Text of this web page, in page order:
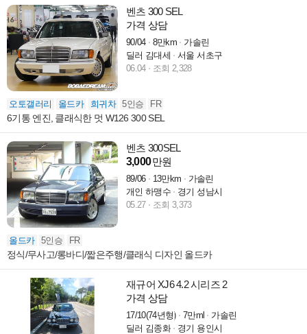
벤츠 300 SEL
가격 상담
90/04 8만km
가솔린
딜러 김대세
서울 서초구
06.04
조회 2,328
오토갤러리 올드카 희귀차 5인승 FR
6기통 엔진, 클래식한 멋 W126 300 SEL
벤츠 300SEL
3,000만원
89/06 13만km
가솔린
개인 하맹수
경기 성남시
05.27
조회 3,373
올드카 5인승 FR
정식/무사고/롱바디/짧은주행/클래식 디자인 올드카
재규어 XJ6 4.2 시리즈 2
가격 상담
17/10(74년형) 7만ml
가솔린
딜러 김종화
경기 용인시